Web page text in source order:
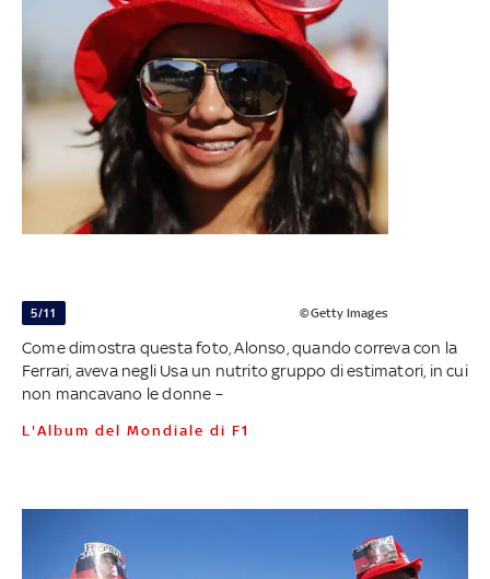
5/11 ©Getty Images
Come dimostra questa foto, Alonso, quando correva con la
Ferrari, aveva negli Usa un nutrito gruppo di estimatori, in cui
non mancavano le donne –
L'Album del Mondiale di F1